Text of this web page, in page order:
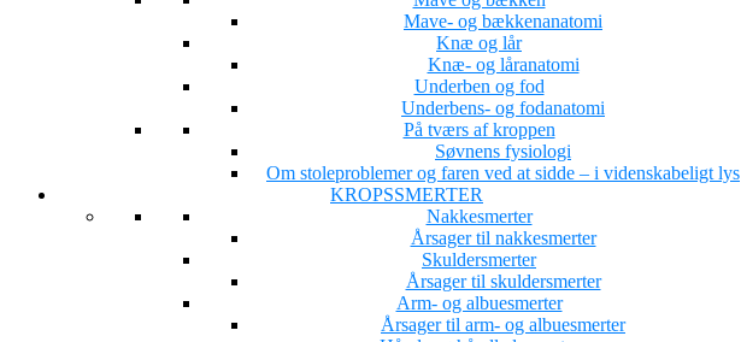
Mave- og bækkenanatomi
Knæ og lår
Knæ- og låranatomi
Underben og fod
Underbens- og fodanatomi
På tværs af kroppen
Søvnens fysiologi
Om stoleproblemer og faren ved at sidde – i videnskabeligt lys
KROPSSMERTER
Nakkesmerter
Årsager til nakkesmerter
Skuldersmerter
Årsager til skuldersmerter
Arm- og albuesmerter
Årsager til arm- og albuesmerter